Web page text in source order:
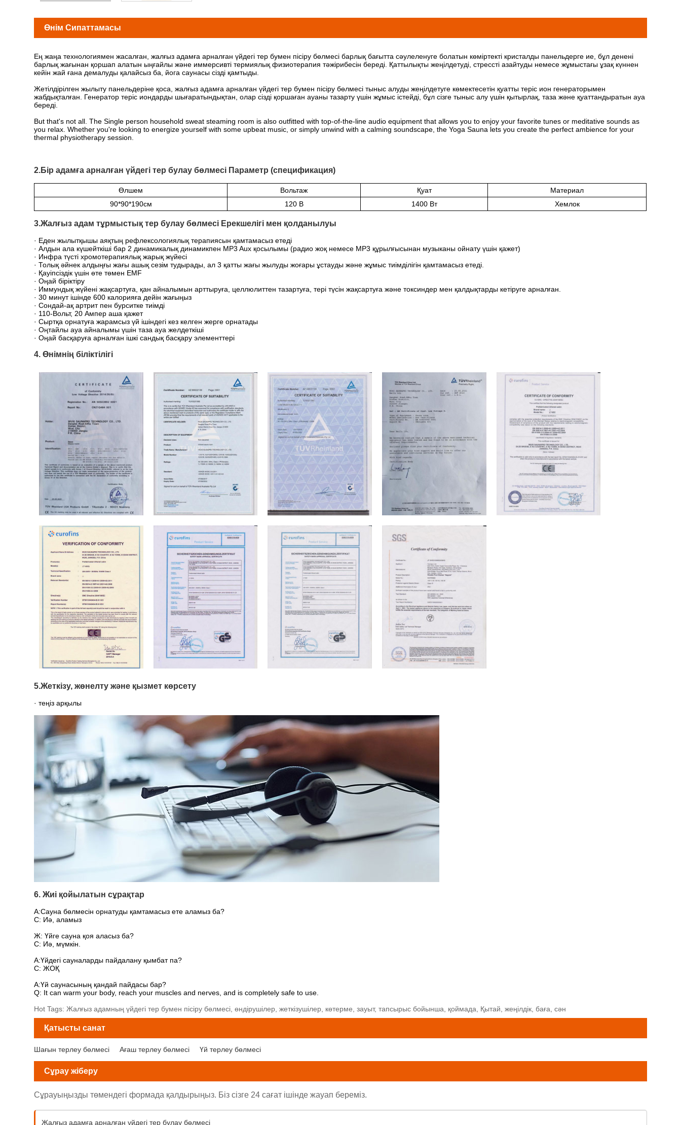
Өнім Сипаттамасы
Ең жаңа технологиямен жасалған, жалғыз адамға арналған үйдегі тер бумен пісіру бөлмесі барлық бағытта сәулеленуге болатын көміртекті кристалды панельдерге ие, бұл денені
барлық жағынан қоршап алатын ыңғайлы және иммерсивті термиялық физиотерапия тәжірибесін береді. Қаттылықты жеңілдетуді, стрессті азайтуды немесе жұмыстағы ұзақ күннен
кейін жай ғана демалуды қалайсыз ба, йога саунасы сізді қамтыды.
Жетілдірілген жылыту панельдеріне қоса, жалғыз адамға арналған үйдегі тер бумен пісіру бөлмесі тыныс алуды жеңілдетуге көмектесетін қуатты теріс ион генераторымен
жабдықталған. Генератор теріс иондарды шығаратындықтан, олар сізді қоршаған ауаны тазарту үшін жұмыс істейді, бұл сізге тыныс алу үшін қытырлақ, таза және қуаттандыратын ауа
береді.
But that's not all. The Single person household sweat steaming room is also outfitted with top-of-the-line audio equipment that allows you to enjoy your favorite tunes or meditative sounds as
you relax. Whether you're looking to energize yourself with some upbeat music, or simply unwind with a calming soundscape, the Yoga Sauna lets you create the perfect ambience for your
thermal physiotherapy session.
2.Бір адамға арналған үйдегі тер булау бөлмесі Параметр (спецификация)
Өлшем Вольтаж Қуат
Материал
90*90*190см
120 В 1400 Вт Хемлок
3.Жалғыз адам тұрмыстық тер булау бөлмесі Ерекшелігі мен қолданылуы
· Еден жылытқышы аяқтың рефлексологиялық терапиясын қамтамасыз етеді
· Алдын ала күшейткіші бар 2 динамикалық динамикпен MP3 Aux қосылымы (радио жоқ немесе MP3 құрылғысынан музыканы ойнату үшін қажет)
· Инфра түсті хромотерапиялық жарық жүйесі
· Толық әйнек алдыңғы жағы ашық сезім тудырады, ал 3 қатты жағы жылуды жоғары ұстауды және жұмыс тиімділігін қамтамасыз етеді.
· Қауіпсіздік үшін өте төмен EMF
· Оңай біріктіру
· Иммундық жүйені жақсартуға, қан айналымын арттыруға, целлюлиттен тазартуға, тері түсін жақсартуға және токсиндер мен қалдықтарды кетіруге арналған.
· 30 минут ішінде 600 калорияға дейін жағыңыз
· Сондай-ақ артрит пен бурситке тиімді
· 110-Вольт, 20 Ампер аша қажет
· Сыртқа орнатуға жарамсыз үй ішіндегі кез келген жерге орнатады
· Оңтайлы ауа айналымы үшін таза ауа желдеткіші
· Оңай басқаруға арналған ішкі сандық басқару элементтері
4. Өнімнің біліктілігі
5.Жеткізу, жөнелту және қызмет көрсету
· теңіз арқылы
6. Жиі қойылатын сұрақтар
A:Сауна бөлмесін орнатуды қамтамасыз ете аламыз ба?
С: Иә, аламыз
Ж: Үйге сауна қоя аласыз ба?
С: Иә, мүмкін.
A:Үйдегі сауналарды пайдалану қымбат па?
С: ЖОҚ
A:Үй саунасының қандай пайдасы бар?
Q: It can warm your body, reach your muscles and nerves, and is completely safe to use.
Hot Tags: Жалғыз адамның үйдегі тер бумен пісіру бөлмесі, өндірушілер, жеткізушілер, көтерме, зауыт, тапсырыс бойынша, қоймада, Қытай, жеңілдік, баға, сән
Қатысты санат
Шағын терлеу бөлмесі Ағаш терлеу бөлмесі Үй терлеу бөлмесі
Сұрау жіберу
Сұрауыңызды төмендегі формада қалдырыңыз. Біз сізге 24 сағат ішінде жауап береміз.